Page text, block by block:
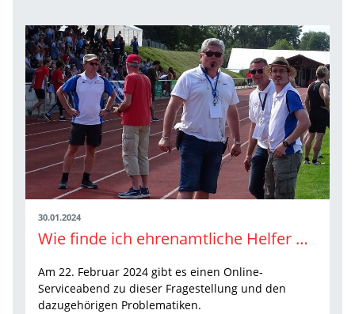
30.01.2024
Wie finde ich ehrenamtliche Helfer und Mitglieder?
Am 22. Februar 2024 gibt es einen Online-
Serviceabend zu dieser Fragestellung und den
dazugehörigen Problematiken.